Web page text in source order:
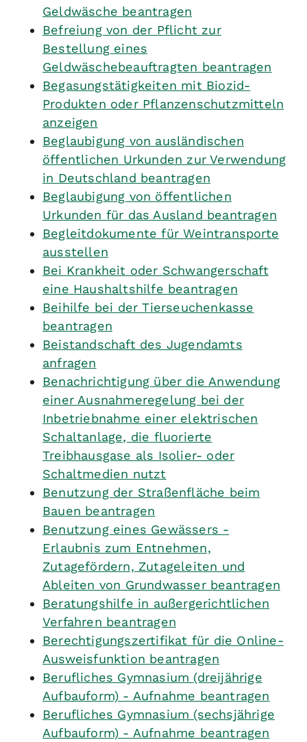
Geldwäsche beantragen
Befreiung von der Pflicht zur
Bestellung eines
Geldwäschebeauftragten beantragen
Begasungstätigkeiten mit Biozid-
Produkten oder Pflanzenschutzmitteln
anzeigen
Beglaubigung von ausländischen
öffentlichen Urkunden zur Verwendung
in Deutschland beantragen
Beglaubigung von öffentlichen
Urkunden für das Ausland beantragen
Begleitdokumente für Weintransporte
ausstellen
Bei Krankheit oder Schwangerschaft
eine Haushaltshilfe beantragen
Beihilfe bei der Tierseuchenkasse
beantragen
Beistandschaft des Jugendamts
anfragen
Benachrichtigung über die Anwendung
einer Ausnahmeregelung bei der
Inbetriebnahme einer elektrischen
Schaltanlage, die fluorierte
Treibhausgase als Isolier- oder
Schaltmedien nutzt
Benutzung der Straßenfläche beim
Bauen beantragen
Benutzung eines Gewässers -
Erlaubnis zum Entnehmen,
Zutagefördern, Zutageleiten und
Ableiten von Grundwasser beantragen
Beratungshilfe in außergerichtlichen
Verfahren beantragen
Berechtigungszertifikat für die Online-
Ausweisfunktion beantragen
Berufliches Gymnasium (dreijährige
Aufbauform) - Aufnahme beantragen
Berufliches Gymnasium (sechsjährige
Aufbauform) - Aufnahme beantragen